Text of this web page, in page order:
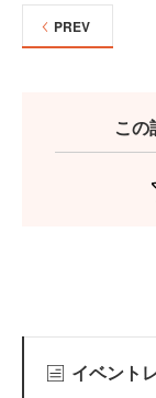
PREV
この
イベント